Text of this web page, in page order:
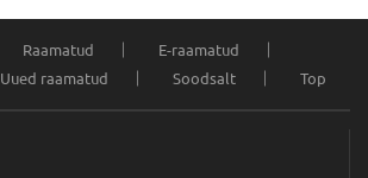
Raamatud
E-raamatud
Uued raamatud Soodsalt Top